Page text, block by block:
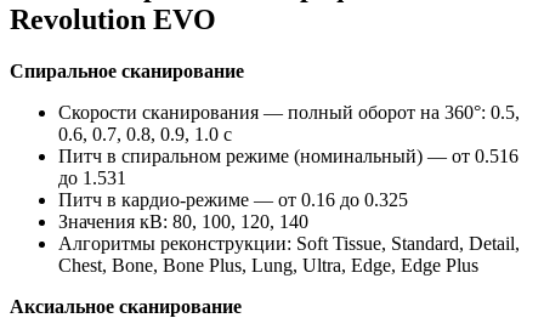
Revolution EVO
Спиральное сканирование
Скорости сканирования — полный оборот на 360°: 0.5,
0.6, 0.7, 0.8, 0.9, 1.0 с
Питч в спиральном режиме (номинальный) — от 0.516
до 1.531
Питч в кардио-режиме — от 0.16 до 0.325
Значения кВ: 80, 100, 120, 140
Алгоритмы реконструкции: Soft Tissue, Standard, Detail,
Chest, Bone, Bone Plus, Lung, Ultra, Edge, Edge Plus
Аксиальное сканирование